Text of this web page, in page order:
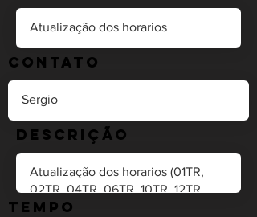
Contato
Descrição
Tempo